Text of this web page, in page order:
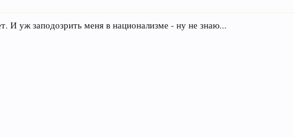
И уж заподозрить меня в национализме - ну не знаю...